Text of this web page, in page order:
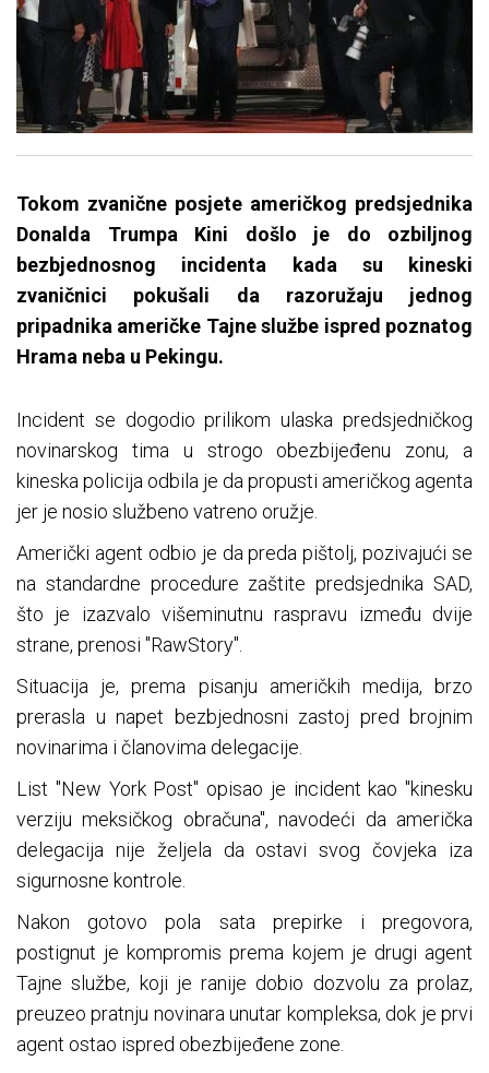
Tokom zvanične posjete američkog predsjednika
Donalda Trumpa Kini došlo je do ozbiljnog
bezbjednosnog incidenta kada su kineski
zvaničnici pokušali da razoružaju jednog
pripadnika američke Tajne službe ispred poznatog
Hrama neba u Pekingu.
Incident se dogodio prilikom ulaska predsjedničkog
novinarskog tima u strogo obezbijeđenu zonu, a
kineska policija odbila je da propusti američkog agenta
jer je nosio službeno vatreno oružje.
Američki agent odbio je da preda pištolj, pozivajući se
na standardne procedure zaštite predsjednika SAD,
što je izazvalo višeminutnu raspravu između dvije
strane, prenosi "RawStory".
Situacija je, prema pisanju američkih medija, brzo
prerasla u napet bezbjednosni zastoj pred brojnim
novinarima i članovima delegacije.
List "New York Post" opisao je incident kao "kinesku
verziju meksičkog obračuna", navodeći da američka
delegacija nije željela da ostavi svog čovjeka iza
sigurnosne kontrole.
Nakon gotovo pola sata prepirke i pregovora,
postignut je kompromis prema kojem je drugi agent
Tajne službe, koji je ranije dobio dozvolu za prolaz,
preuzeo pratnju novinara unutar kompleksa, dok je prvi
agent ostao ispred obezbijeđene zone.